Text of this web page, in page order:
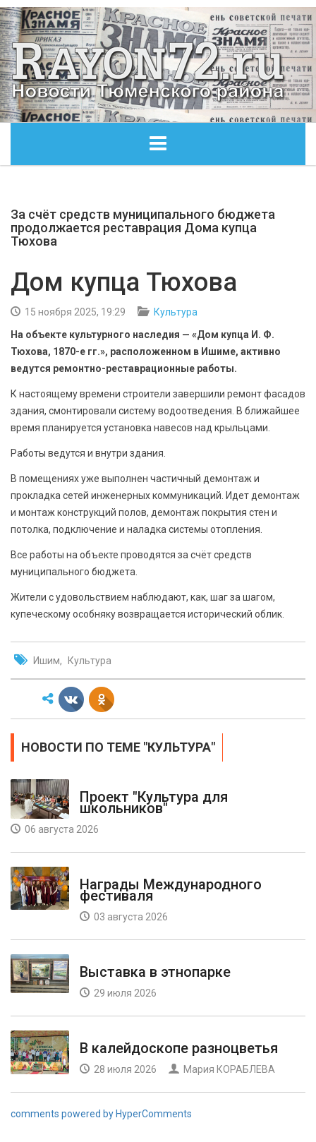
ОБЩЕСТВО
КУЛЬТУРА
СПОРТ
АРХИВ PDF
За счёт средств муниципального бюджета
продолжается реставрация Дома купца
Тюхова
Дом купца Тюхова
15 ноября 2025, 19:29
Культура
На объекте культурного наследия — «Дом купца И. Ф.
Тюхова, 1870-е гг.», расположенном в Ишиме, активно
ведутся ремонтно-реставрационные работы.
К настоящему времени строители завершили ремонт фасадов
здания, смонтировали систему водоотведения. В ближайшее
время планируется установка навесов над крыльцами.
Работы ведутся и внутри здания.
В помещениях уже выполнен частичный демонтаж и
прокладка сетей инженерных коммуникаций. Идет демонтаж
и монтаж конструкций полов, демонтаж покрытия стен и
потолка, подключение и наладка системы отопления.
Все работы на объекте проводятся за счёт средств
муниципального бюджета.
Жители с удовольствием наблюдают, как, шаг за шагом,
купеческому особняку возвращается исторический облик.
Ишим Культура
НОВОСТИ ПО ТЕМЕ "КУЛЬТУРА"
Проект "Культура для
школьников"
06 августа 2026
Награды Международного
фестиваля
03 августа 2026
Выставка в этнопарке
29 июля 2026
В калейдоскопе разноцветья
28 июля 2026 Мария КОРАБЛЕВА
comments powered by HyperComments